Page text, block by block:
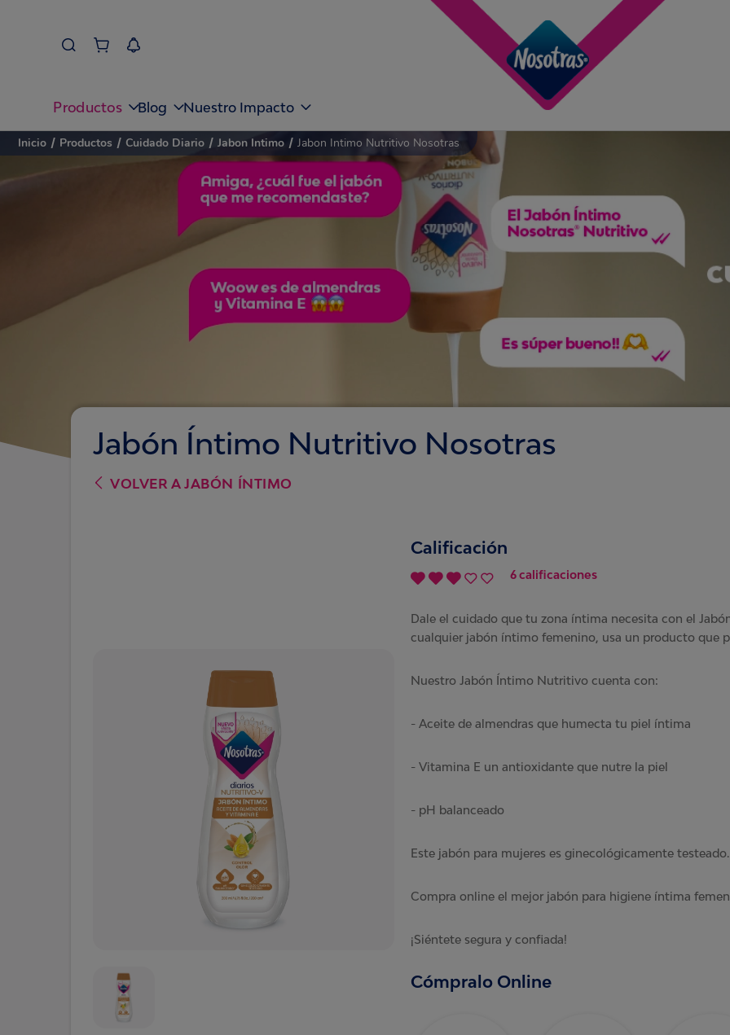
Productos Blog Nuestro Impacto
Inicio / Productos / Cuidado Diario / Jabon Intimo / Jabon Intimo Nutritivo Nosotras
Jabón Íntimo Nutritivo Nosotras
VOLVER AJABÓN ÍNTIMO
Calificación
6 calificaciones
Dale el cuidado que tu zona íntima necesita con el
cualquier jabón íntimo femenino, usa un producto que
Nuestro Jabón Íntimo Nutritivo cuenta con:
- Aceite de almendras que humecta tu piel íntima
- Vitamina E un antioxidante que nutre la piel
- pH balanceado
Este jabón para mujeres es ginecológicamente testeado.
Compra online el mejor jabón para higiene íntima
¡Siéntete segura y confiada!
Cómpralo Online